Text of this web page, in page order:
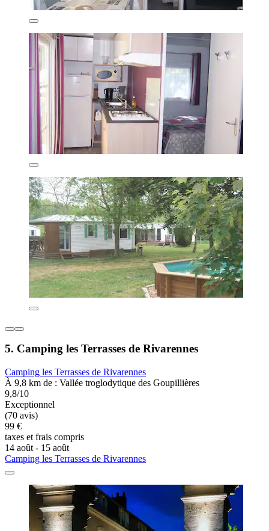
5. Camping les Terrasses de Rivarennes
Camping les Terrasses de Rivarennes
À 9,8 km de : Vallée troglodytique des Goupillières
9,8/10
Exceptionnel
(70 avis)
99 €
taxes et frais compris
14 août - 15 août
Camping les Terrasses de Rivarennes